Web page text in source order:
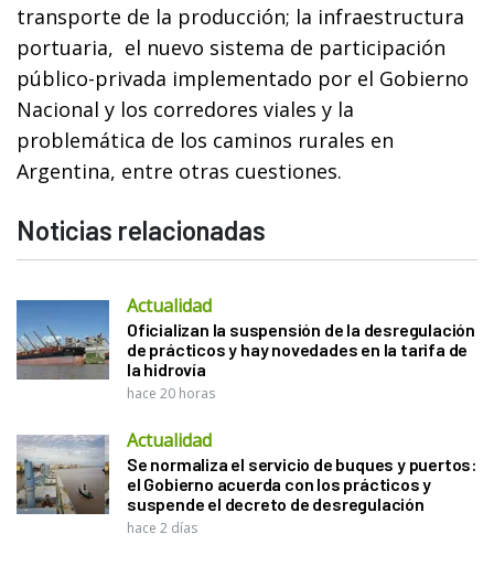
transporte de la producción; la infraestructura
portuaria, el nuevo sistema de participación
público-privada implementado por el Gobierno
Nacional y los corredores viales y la
problemática de los caminos rurales en
Argentina, entre otras cuestiones.
Noticias relacionadas
Actualidad
Oficializan la suspensión de la desregulación
de prácticos y hay novedades en la tarifa de
la hidrovía
hace 20 horas
Actualidad
Se normaliza el servicio de buques y puertos:
el Gobierno acuerda con los prácticos y
suspende el decreto de desregulación
hace 2 días